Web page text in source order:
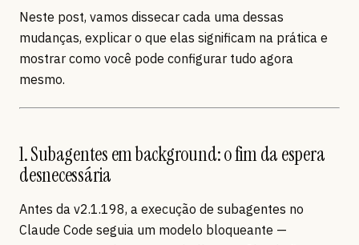
Neste post, vamos dissecar cada uma dessas
mudanças, explicar o que elas significam na prática e
mostrar como você pode configurar tudo agora
mesmo.
1. Subagentes em background: o fim da espera
desnecessária
Antes da v2.1.198, a execução de subagentes no
Claude Code seguia um modelo bloqueante —